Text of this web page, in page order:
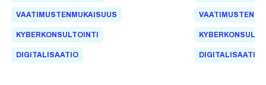
requirements for products with digital
elements placed on the EU market.
VAATIMUSTENMUKAISUUS
KYBERKONSULTOINTI
DIGITALISAATIO DIGITALISAATIO